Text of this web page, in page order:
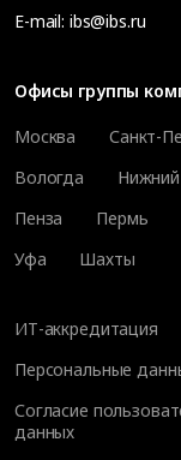
E-mail: ibs@ibs.ru
Офисы группы
Москва
Санкт-
Вологда
Пенза
Пермь
Уфа
Шахты
ИТ-аккредитация
Персональные
Согласие
данных